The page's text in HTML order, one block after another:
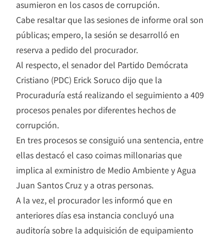
asumieron en los casos de corrupción.
Cabe resaltar que las sesiones de informe oral son
públicas; empero, la sesión se desarrolló en
reserva a pedido del procurador.
Al respecto, el senador del Partido Demócrata
Cristiano (PDC) Erick Soruco dijo que la
Procuraduría está realizando el seguimiento a 409
procesos penales por diferentes hechos de
corrupción.
En tres procesos se consiguió una sentencia, entre
ellas destacó el caso coimas millonarias que
implica al exministro de Medio Ambiente y Agua
Juan Santos Cruz y a otras personas.
A la vez, el procurador les informó que en
anteriores días esa instancia concluyó una
auditoría sobre la adquisición de equipamiento